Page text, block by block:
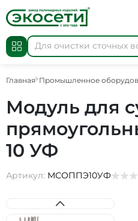
Главная Промышленное
Модуль для
10 УФ
Артикул: МСОППЭ10УФ